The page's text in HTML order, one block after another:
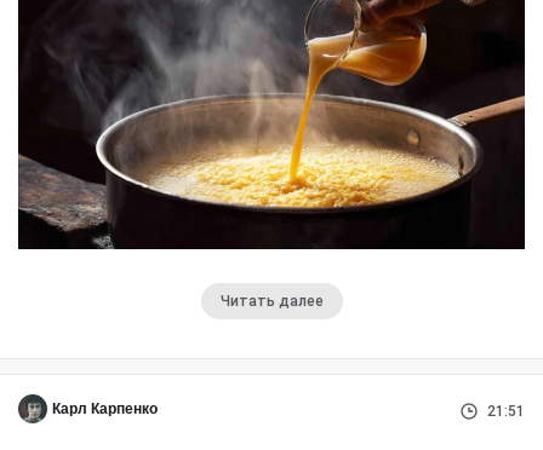
Читать далее
Карл Карпенко 21:51